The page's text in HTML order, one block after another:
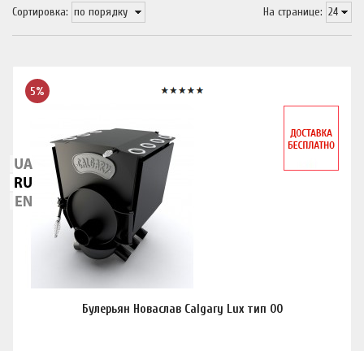
На странице:
Сортировка:
5%
Булерьян Новаслав Calgary Lux тип 00